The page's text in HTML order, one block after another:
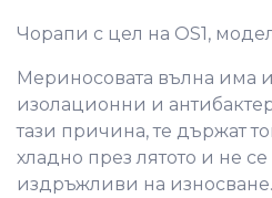
Чорапи с цел на OS1,
Мериносовата вълна има
изолационни и
тази причина, те държат
хладно през лятото и не
издръжливи на